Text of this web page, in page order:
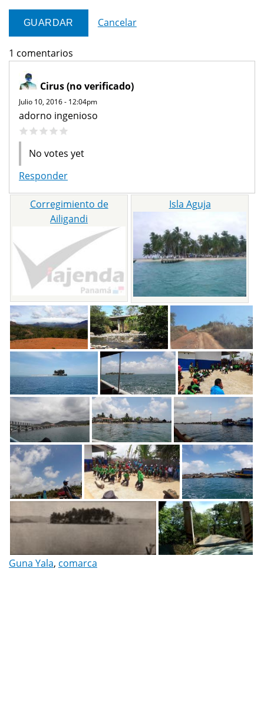
Cancelar
1 comentarios
Cirus (no verificado)
Julio 10, 2016 - 12:04pm
adorno ingenioso
No votes yet
Responder
Corregimiento de
Ailigandi
Isla Aguja
Guna Yala, comarca